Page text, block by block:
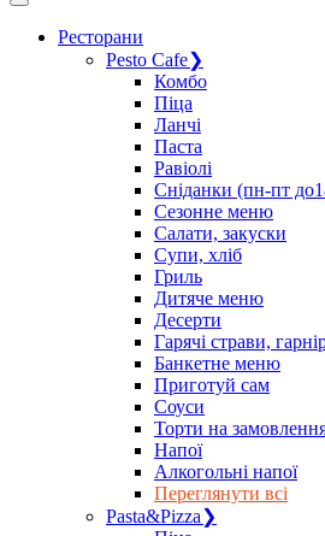
Ресторани
Pesto Cafe❯
Комбо
Піца
Ланчі
Паста
Равіолі
Сніданки (пн-пт
Сезонне меню
Салати, закуски
Супи, хліб
Гриль
Дитяче меню
Десерти
Гарячі страви,
Банкетне меню
Приготуй сам
Соуси
Торти на
Напої
Алкогольні напої
Переглянути всі
Pasta&Pizza❯